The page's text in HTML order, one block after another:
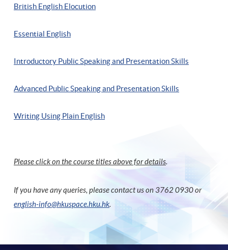
British English Elocution
Essential English
Introductory Public Speaking and Presentation Skills
Advanced Public Speaking and Presentation Skills
Writing Using Plain English
Please click on the course titles above for details.
If you have any queries, please contact us on 3762 0930 or
english-info@hkuspace.hku.hk.